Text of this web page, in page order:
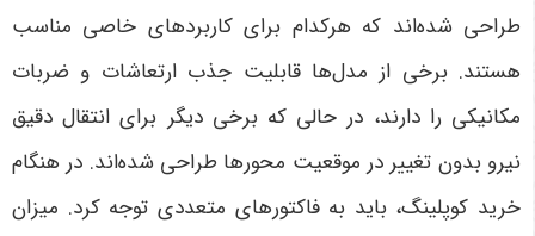
طراحی شده‌اند که هرکدام برای کاربردهای خاصی مناسب
هستند. برخی از مدل‌ها قابلیت جذب ارتعاشات و ضربات
مکانیکی را دارند، در حالی که برخی دیگر برای انتقال دقیق
نیرو بدون تغییر در موقعیت محورها طراحی شده‌اند. در هنگام
خرید کوپلینگ، باید به فاکتورهای متعددی توجه کرد. میزان